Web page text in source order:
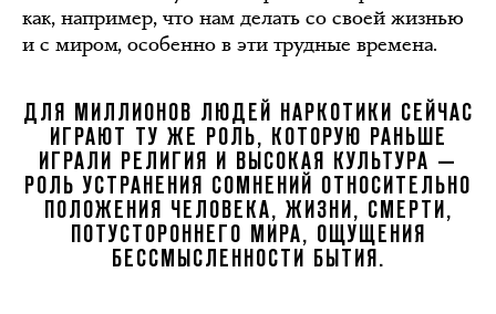
как, например, что нам делать со своей жизнью
и с миром, особенно в эти трудные времена.
ДЛЯ МИЛЛИОНОВ ЛЮДЕЙ НАРКОТИКИ СЕЙЧАС
ИГРАЮТ ТУ ЖЕ РОЛЬ, КОТОРУЮ РАНЬШЕ
ИГРАЛИ РЕЛИГИЯ И ВЫСОКАЯ КУЛЬТУРА —
РОЛЬ УСТРАНЕНИЯ СОМНЕНИЙ ОТНОСИТЕЛЬНО
ПОЛОЖЕНИЯ ЧЕЛОВЕКА, ЖИЗНИ, СМЕРТИ,
ПОТУСТОРОННЕГО МИРА, ОЩУЩЕНИЯ
БЕССМЫСЛЕННОСТИ БЫТИЯ.